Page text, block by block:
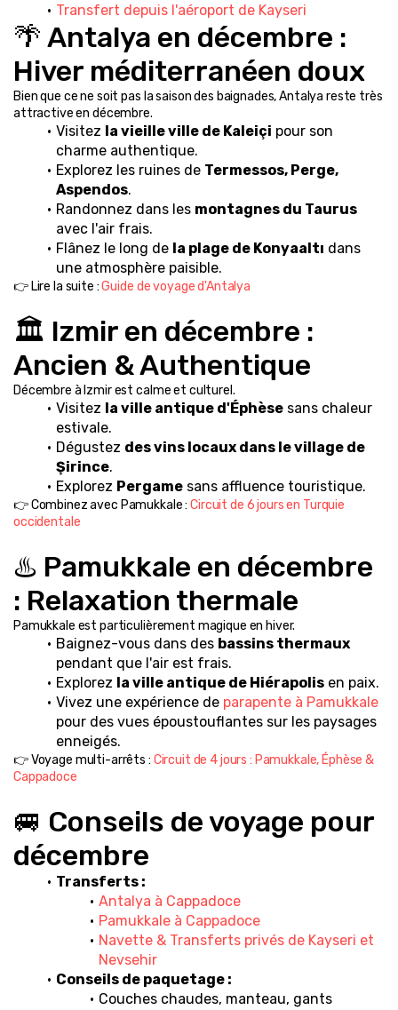
Transfert depuis l'aéroport de Kayseri
🌴 Antalya en décembre :
Hiver méditerranéen doux
Bien que ce ne soit pas la saison des baignades, Antalya reste très
attractive en décembre.
Visitez la vieille ville de Kaleiçi pour son
charme authentique.
Explorez les ruines de Termessos, Perge,
Aspendos.
Randonnez dans les montagnes du Taurus
avec l'air frais.
Flânez le long de la plage de Konyaaltı dans
une atmosphère paisible.
👉 Lire la suite : Guide de voyage d'Antalya
🏛️ Izmir en décembre :
Ancien & Authentique
Décembre à Izmir est calme et culturel.
Visitez la ville antique d'Éphèse sans chaleur
estivale.
Dégustez des vins locaux dans le village de
Şirince.
Explorez Pergame sans affluence touristique.
👉 Combinez avec Pamukkale : Circuit de 6 jours en Turquie
occidentale
♨️ Pamukkale en décembre
: Relaxation thermale
Pamukkale est particulièrement magique en hiver.
Baignez-vous dans des bassins thermaux
pendant que l'air est frais.
Explorez la ville antique de Hiérapolis en paix.
Vivez une expérience de parapente à Pamukkale
pour des vues époustouflantes sur les paysages
enneigés.
👉 Voyage multi-arrêts : Circuit de 4 jours : Pamukkale, Éphèse &
Cappadoce
🚐 Conseils de voyage pour
décembre
Transferts :
Antalya à Cappadoce
Pamukkale à Cappadoce
Navette & Transferts privés de Kayseri et
Nevsehir
Conseils de paquetage :
Couches chaudes, manteau, gants